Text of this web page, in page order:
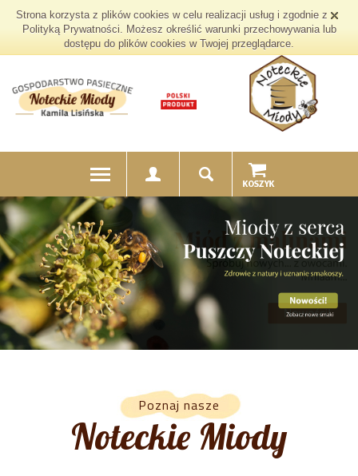
Strona korzysta z plików cookies w celu realizacji usług i zgodnie z
Polityką Prywatności. Możesz określić warunki przechowywania lub
dostępu do plików cookies w Twojej przeglądarce.
Zestawy prezentowe z miodami
z PuszczyNoteckiej
ZOBACZ WIĘCEJ
Poznaj nasze
Noteckie Miody